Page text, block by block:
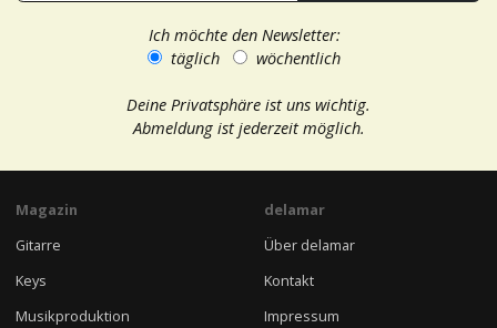
Ich möchte den Newsletter:
täglich
wöchentlich
Deine Privatsphäre ist uns wichtig.
Abmeldung ist jederzeit möglich.
Magazin
Gitarre
Keys
Musikproduktion
delamar
Über delamar
Kontakt
Impressum